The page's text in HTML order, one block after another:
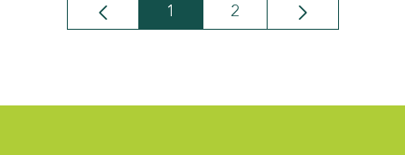
Seite
1 Seite
2